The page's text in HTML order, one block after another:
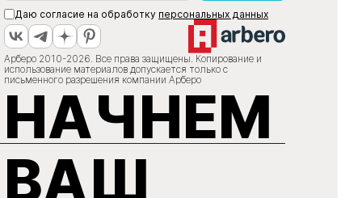
Даю согласие на обработку персональных данных
Арберо 2010-2026. Все права защищены. Копирование и
использование материалов допускается только с
письменного разрешения компании Арберо
НАЧНЕМ
ВАШ